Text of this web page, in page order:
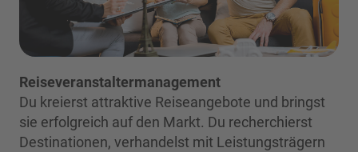
Reiseveranstaltermanagement
Du kreierst attraktive Reiseangebote und bringst
sie erfolgreich auf den Markt. Du recherchierst
Destinationen, verhandelst mit Leistungsträgern